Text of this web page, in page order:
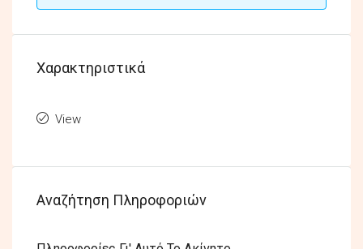
Χαρακτηριστικά
View
Αναζήτηση Πληροφοριών